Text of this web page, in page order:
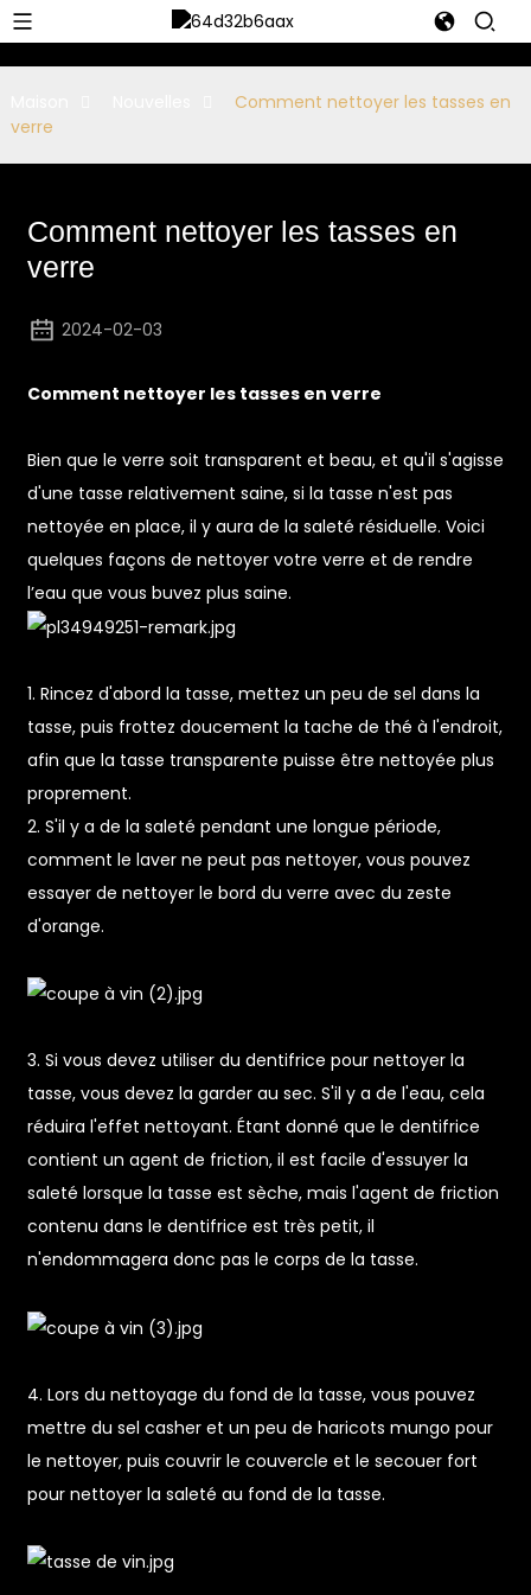
Comment nettoyer les tasses en
verre
Comment nettoyer les tasses en
verre
2024-02-03
Comment nettoyer les tasses en verre
Bien que le verre soit transparent et beau, et qu'il s'agisse
d'une tasse relativement saine, si la tasse n'est pas
nettoyée en place, il y aura de la saleté résiduelle. Voici
quelques façons de nettoyer votre verre et de rendre
l’eau que vous buvez plus saine.
1. Rincez d'abord la tasse, mettez un peu de sel dans la
tasse, puis frottez doucement la tache de thé à l'endroit,
afin que la tasse transparente puisse être nettoyée plus
proprement.
2. S'il y a de la saleté pendant une longue période,
comment le laver ne peut pas nettoyer, vous pouvez
essayer de nettoyer le bord du verre avec du zeste
d'orange.
3. Si vous devez utiliser du dentifrice pour nettoyer la
tasse, vous devez la garder au sec. S'il y a de l'eau, cela
réduira l'effet nettoyant. Étant donné que le dentifrice
contient un agent de friction, il est facile d'essuyer la
saleté lorsque la tasse est sèche, mais l'agent de friction
contenu dans le dentifrice est très petit, il
n'endommagera donc pas le corps de la tasse.
4. Lors du nettoyage du fond de la tasse, vous pouvez
mettre du sel casher et un peu de haricots mungo pour
le nettoyer, puis couvrir le couvercle et le secouer fort
pour nettoyer la saleté au fond de la tasse.